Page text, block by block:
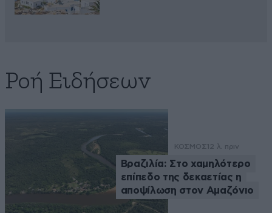
Ροή Ειδήσεων
ΚΟΣΜΟΣ 12 λ. πριν
Βραζιλία: Στο χαμηλότερο
επίπεδο της δεκαετίας η
αποψίλωση στον Αμαζόνιο